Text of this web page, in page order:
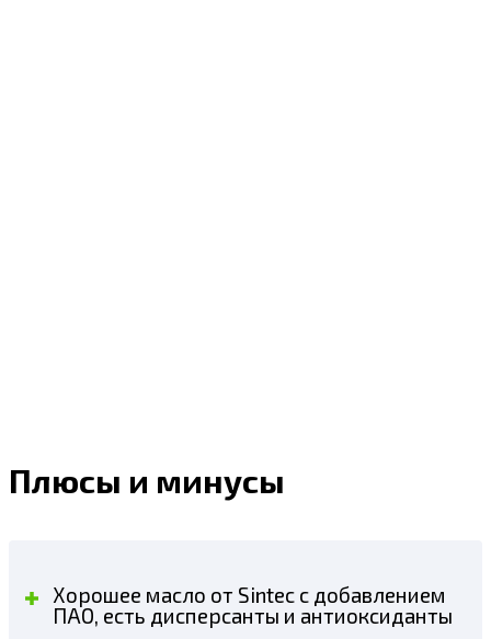
Плюсы и минусы
Хорошее масло от Sintec с добавлением
ПАО, есть дисперсанты и антиоксиданты